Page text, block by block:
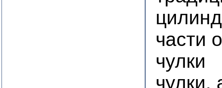
части
чулки
чулки,